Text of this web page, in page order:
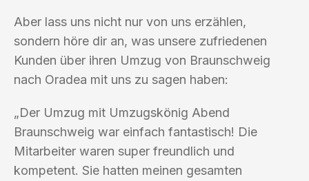
Aber lass uns nicht nur von uns erzählen,
sondern höre dir an, was unsere zufriedenen
Kunden über ihren Umzug von Braunschweig
nach Oradea mit uns zu sagen haben:
„Der Umzug mit Umzugskönig Abend
Braunschweig war einfach fantastisch! Die
Mitarbeiter waren super freundlich und
kompetent. Sie hatten meinen gesamten